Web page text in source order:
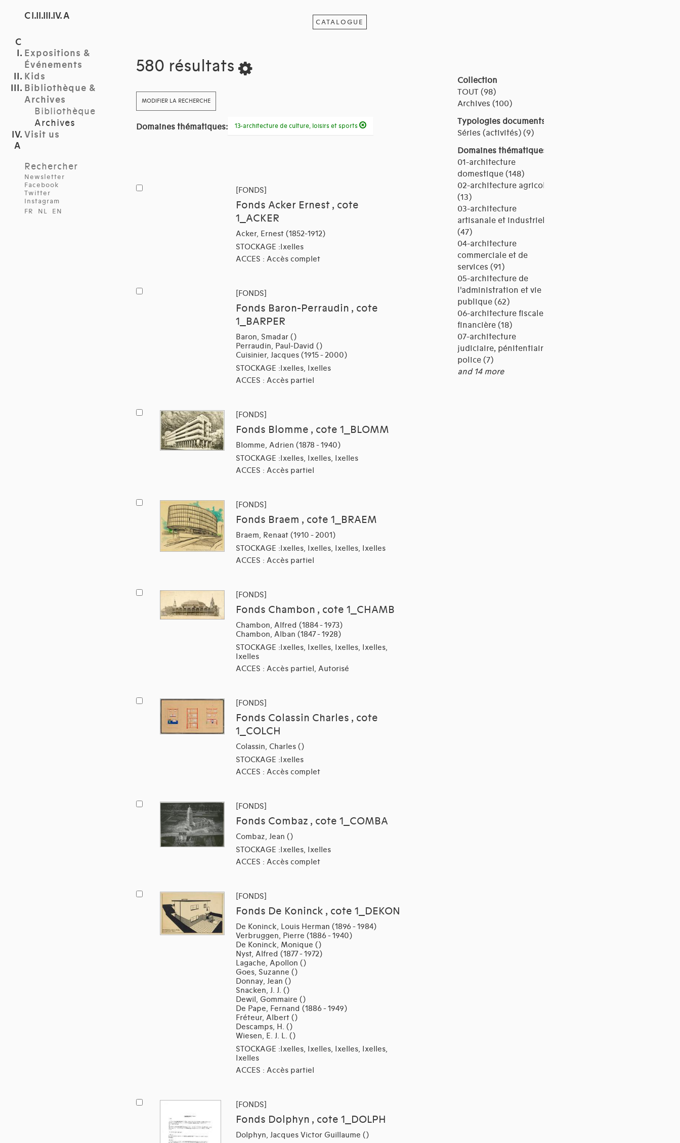
C I.II.III.IV. A
Expositions &
Événements
Kids
Bibliothèque &
Archives
Bibliothèque
Archives
Visit us
Rechercher
Newsletter
Facebook
Twitter
Instagram
FR
NL EN
CATALOGUE
580 résultats
MODIFIER LA RECHERCHE
Domaines thématiques: 13-architecture de culture, loisirs et sports
[FONDS]
Fonds Acker Ernest , cote
1_ACKER
Acker, Ernest (1852-1912)
STOCKAGE :Ixelles
ACCES : Accès complet
[FONDS]
Fonds Baron-Perraudin , cote
1_BARPER
Baron, Smadar ()
Perraudin, Paul-David ()
Cuisinier, Jacques (1915 - 2000)
STOCKAGE :Ixelles, Ixelles
ACCES : Accès partiel
[FONDS]
Fonds Blomme , cote 1_BLOMM
Blomme, Adrien (1878 - 1940)
STOCKAGE :Ixelles, Ixelles, Ixelles
ACCES : Accès partiel
[FONDS]
Fonds Braem , cote 1_BRAEM
Braem, Renaat (1910 - 2001)
STOCKAGE :Ixelles, Ixelles, Ixelles, Ixelles
ACCES : Accès partiel
[FONDS]
Fonds Chambon , cote 1_CHAMB
Chambon, Alfred (1884 - 1973)
Chambon, Alban (1847 - 1928)
STOCKAGE :Ixelles, Ixelles, Ixelles, Ixelles,
Ixelles
ACCES : Accès partiel, Autorisé
[FONDS]
Fonds Colassin Charles , cote
1_COLCH
Colassin, Charles ()
STOCKAGE :Ixelles
ACCES : Accès complet
[FONDS]
Fonds Combaz , cote 1_COMBA
Combaz, Jean ()
STOCKAGE :Ixelles, Ixelles
ACCES : Accès complet
[FONDS]
Fonds De Koninck , cote 1_DEKON
De Koninck, Louis Herman (1896 - 1984)
Verbruggen, Pierre (1886 - 1940)
De Koninck, Monique ()
Nyst, Alfred (1877 - 1972)
Lagache, Apollon ()
Goes, Suzanne ()
Donnay, Jean ()
Snacken, J. J. ()
Dewil, Gommaire ()
De Pape, Fernand (1886 - 1949)
Fréteur, Albert ()
Descamps, H. ()
Wiesen, E. J. L. ()
STOCKAGE :Ixelles, Ixelles, Ixelles, Ixelles,
Ixelles
ACCES : Accès partiel
[FONDS]
Fonds Dolphyn , cote 1_DOLPH
Dolphyn, Jacques Victor Guillaume ()
Collection
TOUT (98)
Archives (100)
Typologies documents
Séries (activités) (9)
Domaines thématiques
01-architecture
domestique (148)
02-architecture agricole
(13)
03-architecture
artisanale et industrielle
(47)
04-architecture
commerciale et de
services (91)
05-architecture de
l'administration et vie
publique (62)
06-architecture fiscale et
financière (18)
07-architecture
judiciaire, pénitentiaire,
police (7)
and 14 more